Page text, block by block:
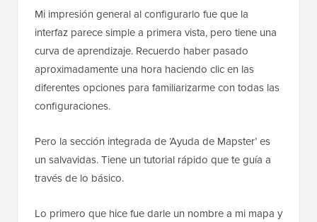
Mi impresión general al configurarlo fue que la
interfaz parece simple a primera vista, pero tiene una
curva de aprendizaje. Recuerdo haber pasado
aproximadamente una hora haciendo clic en las
diferentes opciones para familiarizarme con todas las
configuraciones.
Pero la sección integrada de ‘Ayuda de Mapster’ es
un salvavidas. Tiene un tutorial rápido que te guía a
través de lo básico.
Lo primero que hice fue darle un nombre a mi mapa y